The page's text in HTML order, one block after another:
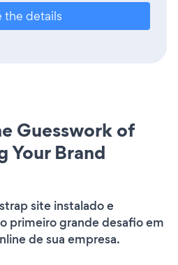
the details
Guesswork of
Your Brand
site instalado e
primeiro grande desafio em
de sua empresa.